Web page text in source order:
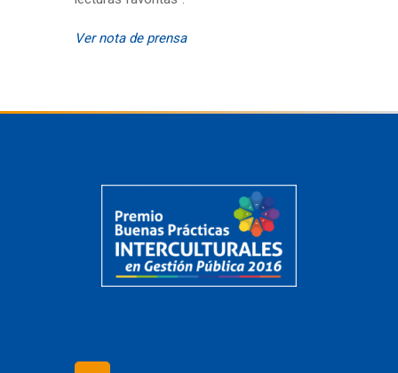
Ver nota de prensa